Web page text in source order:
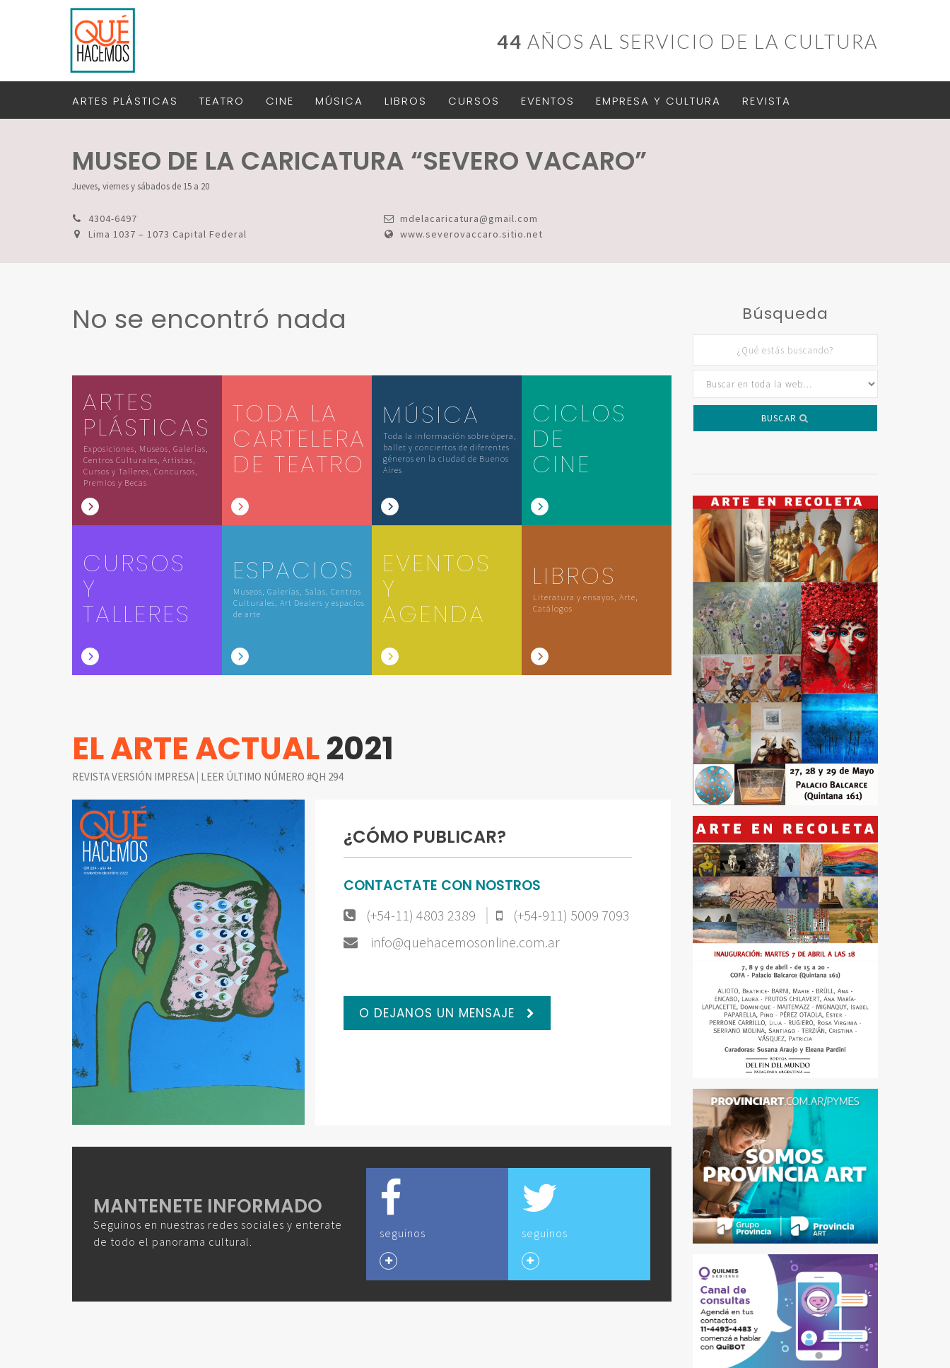
44 AÑOS AL SERVICIO DE LA CULTURA
ARTES PLÁSTICAS TEATRO CINE MÚSICA LIBROS CURSOS EVENTOS EMPRESA Y CULTURA REVISTA
MUSEO DE LA CARICATURA “SEVERO VACARO”
Jueves, viernes y sábados de 15 a 20
4304-6497
mdelacaricatura@gmail.com
Lima 1037 – 1073 Capital Federal
www.severovaccaro.sitio.net
No se encontró nada
ARTES
PLÁSTICAS
Exposiciones, Museos, Galerías,
Centros Culturales, Artistas,
Cursos y Talleres, Concursos,
Premios y Becas
TODA LA
CARTELERA
DE TEATRO
MÚSICA
Toda la información sobre ópera,
ballet y conciertos de diferentes
géneros en la ciudad de Buenos
Aires
CICLOS
DE
CINE
CURSOS
Y
TALLERES
ESPACIOS
Museos, Galerías, Salas, Centros
Culturales, Art Dealers y espacios
de arte
EVENTOS
Y
AGENDA
LIBROS
Literatura y ensayos, Arte,
Catálogos
EL ARTE ACTUAL2021
REVISTA VERSIÓN IMPRESA | LEER ÚLTIMO NÚMERO #QH 294
¿CÓMO PUBLICAR?
CONTACTATE CON NOSTROS
(+54-11) 4803 2389
(+54-911) 5009 7093
info@quehacemosonline.com.ar
O DEJANOS UN MENSAJE
MANTENETE INFORMADO
Seguinos en nuestras redes sociales y enterate
de todo el panorama cultural.
seguinos seguinos
Búsqueda
BUSCAR